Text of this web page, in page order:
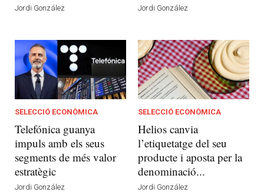
Jordi González Jordi González
SELECCIÓ ECONÒMICA
Telefónica guanya
impuls amb els seus
segments de més valor
estratègic
Jordi González
SELECCIÓ ECONÒMICA
Helios canvia
l’etiquetatge del seu
producte i aposta per la
denominació...
Jordi González